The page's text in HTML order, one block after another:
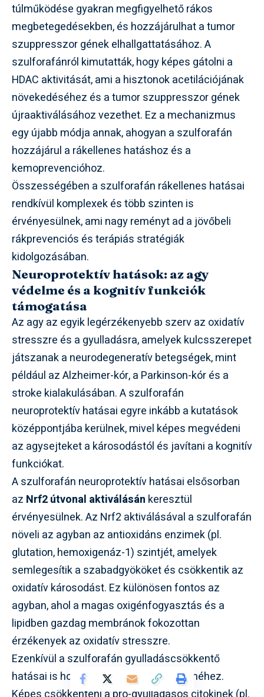
túlműködése gyakran megfigyelhető rákos
megbetegedésekben, és hozzájárulhat a tumor
szuppresszor gének elhallgattatásához. A
szulforafánról kimutatták, hogy képes gátolni a
HDAC aktivitását, ami a hisztonok acetilációjának
növekedéséhez és a tumor szuppresszor gének
újraaktiválásához vezethet. Ez a mechanizmus
egy újabb módja annak, ahogyan a szulforafán
hozzájárul a rákellenes hatáshoz és a
kemoprevencióhoz.
Összességében a szulforafán rákellenes hatásai
rendkívül komplexek és több szinten is
érvényesülnek, ami nagy reményt ad a jövőbeli
rákprevenciós és terápiás stratégiák
kidolgozásában.
Neuroprotektív hatások: az agy
védelme és a kognitív funkciók
támogatása
Az agy az egyik legérzékenyebb szerv az oxidatív
stresszre és a gyulladásra, amelyek kulcsszerepet
játszanak a neurodegeneratív betegségek, mint
például az Alzheimer-kór, a Parkinson-kór és a
stroke kialakulásában. A szulforafán
neuroprotektív hatásai egyre inkább a kutatások
középpontjába kerülnek, mivel képes megvédeni
az agysejteket a károsodástól és javítani a kognitív
funkciókat.
A szulforafán neuroprotektív hatásai elsősorban
az Nrf2 útvonal aktiválásán keresztül
érvényesülnek. Az Nrf2 aktiválásával a szulforafán
növeli az agyban az antioxidáns enzimek (pl.
glutation, hemoxigenáz-1) szintjét, amelyek
semlegesítik a szabadgyököket és csökkentik az
oxidatív károsodást. Ez különösen fontos az
agyban, ahol a magas oxigénfogyasztás és a
lipidben gazdag membránok fokozottan
érzékenyek az oxidatív stresszre.
Ezenkívül a szulforafán gyulladáscsökkentő
hatásai is hozzájárulnak az agy védelméhez.